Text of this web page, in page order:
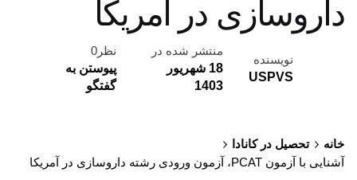
داروسازی در آمریکا
نویسنده
USPVS
منتشر شده در
18 شهریور
1403
نظر0
پیوستن به
گفتگو
خانه
تحصیل در کانادا
آشنایی با آزمون PCAT، آزمون ورودی رشته داروسازی در آمریکا